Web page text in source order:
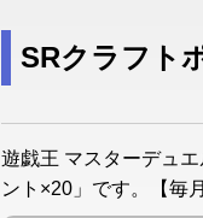
SRクラフト
遊戯王 マスターデュ
ント×20」です。【毎